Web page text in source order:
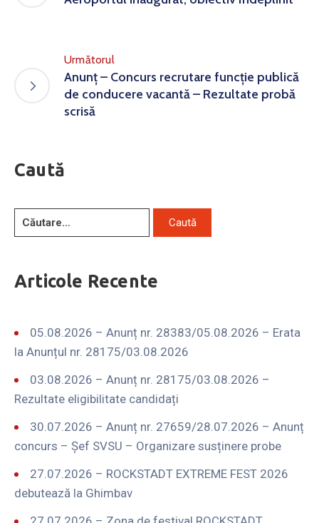
Următorul
Anunț – Concurs recrutare funcție publică
de conducere vacantă – Rezultate probă
scrisă
Caută
Articole Recente
05.08.2026 – Anunț nr. 28383/05.08.2026 – Erata
la Anunțul nr. 28175/03.08.2026
03.08.2026 – Anunț nr. 28175/03.08.2026 –
Rezultate eligibilitate candidați
30.07.2026 – Anunț nr. 27659/28.07.2026 – Anunț
concurs – Șef SVSU – Organizare susținere probe
27.07.2026 – ROCKSTADT EXTREME FEST 2026
debutează la Ghimbav